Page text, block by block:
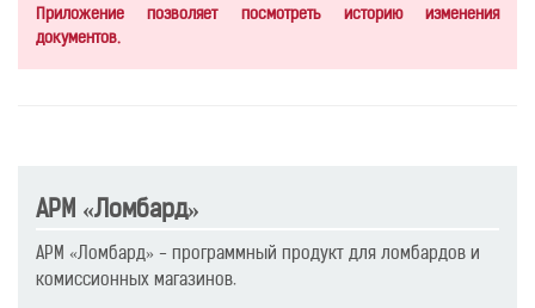
Приложение позволяет посмотреть историю изменения
документов.
АРМ «Ломбард»
АРМ «Ломбард» - программный продукт для ломбардов и
комиссионных магазинов.